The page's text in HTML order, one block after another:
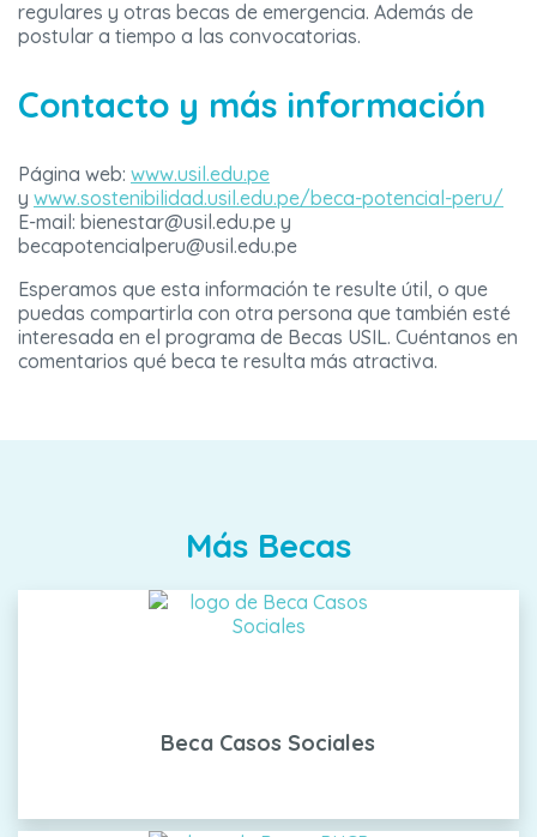
regulares y otras becas de emergencia. Además de
postular a tiempo a las convocatorias.
Contacto y más información
Página web: www.usil.edu.pe
y www.sostenibilidad.usil.edu.pe/beca-potencial-peru/
E-mail: bienestar@usil.edu.pe y
becapotencialperu@usil.edu.pe
Esperamos que esta información te resulte útil, o que
puedas compartirla con otra persona que también esté
interesada en el programa de Becas USIL. Cuéntanos en
comentarios qué beca te resulta más atractiva.
Más Becas
Beca Casos Sociales